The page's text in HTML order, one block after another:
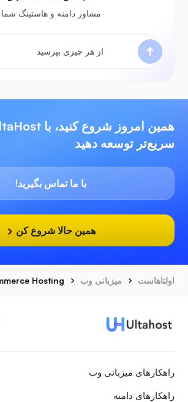
مشاور دامنه و هاستینگ شما
سریع‌تر توسعه دهید
با ما تماس بگیرید!
همین حالا شروع کن
اولتاهاست میزبانی وب Hosting
راهکارهای میزبانی وب
راهکارهای دامنه